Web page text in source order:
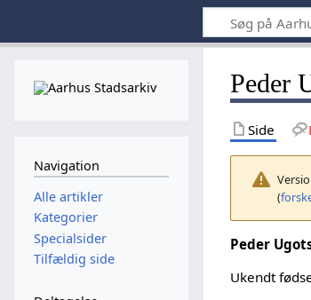
Peder
Side
(
Peder
Ukendt
Navigation
Alle artikler
Kategorier
Specialsider
Tilfældig side